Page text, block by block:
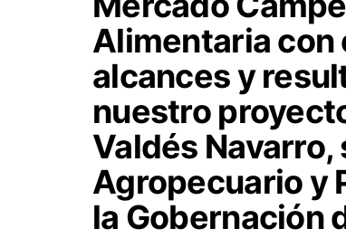
Alimentaria con
alcances y
nuestro
Valdés
Agropecuario y
la Gobernación